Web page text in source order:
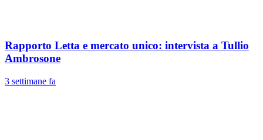
Rapporto Letta e mercato unico: intervista a Tullio
Ambrosone
3 settimane fa